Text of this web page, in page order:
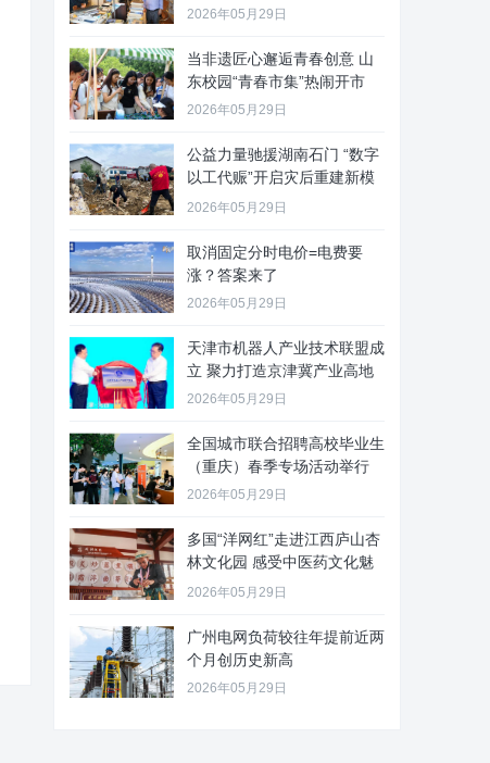
2026年05月29日
当非遗匠心邂逅青春创意 山
东校园“青春市集”热闹开市
2026年05月29日
公益力量驰援湖南石门 “数字
以工代赈”开启灾后重建新模
式
2026年05月29日
取消固定分时电价=电费要
涨？答案来了
2026年05月29日
天津市机器人产业技术联盟成
立 聚力打造京津冀产业高地
2026年05月29日
全国城市联合招聘高校毕业生
（重庆）春季专场活动举行
2026年05月29日
多国“洋网红”走进江西庐山杏
林文化园 感受中医药文化魅
力
2026年05月29日
广州电网负荷较往年提前近两
个月创历史新高
2026年05月29日